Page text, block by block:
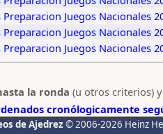
Juegos Nacionales
Juegos Nacionales
Juegos Nacionales
la ronda (u otros criterios)
cronólogicamente
de Ajedrez © 2006-2026 Heinz